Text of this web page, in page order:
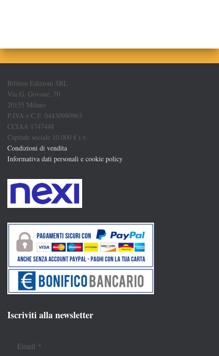
Biblion Edizioni SRL
Via G. Govone, 70
20155 Milano
P.IVA e C.F. 04430980963
CCIAA 1747448
Capitale sociale 10.000 € i.v.
Condizioni di vendita
Informativa dati personali e cookie policy
Iscriviti alla newsletter
Email *